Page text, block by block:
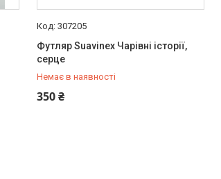
307205
Футляр Suavinex Чарівні історії,
серце
Немає в наявності
350 ₴
+380 (97) 778-20-70